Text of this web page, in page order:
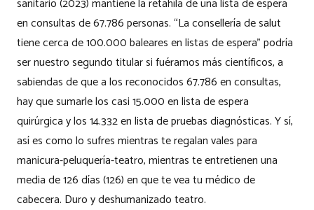
sanitario (2023) mantiene la retahíla de una lista de espera
en consultas de 67.786 personas. “La consellería de salut
tiene cerca de 100.000 baleares en listas de espera” podría
ser nuestro segundo titular si fuéramos más científicos, a
sabiendas de que a los reconocidos 67.786 en consultas,
hay que sumarle los casi 15.000 en lista de espera
quirúrgica y los 14.332 en lista de pruebas diagnósticas. Y sí,
así es como lo sufres mientras te regalan vales para
manicura-peluquería-teatro, mientras te entretienen una
media de 126 días (126) en que te vea tu médico de
cabecera. Duro y deshumanizado teatro.